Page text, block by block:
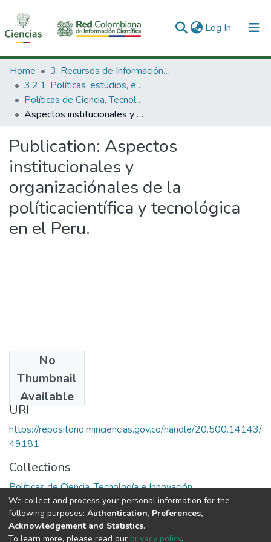
Log In (current)
Communities & Collections
All of DSpace
Statistics
Home
3. Recursos de Información Científica y Tecnológica
3.2.1. Políticas, estudios, evaluaciones e indicadores de CTeI
Políticas de Ciencia, Tecnología e Innovación
Aspectos institucionales y organizaciónales de la políticacientífica y tecnológica en el Peru.
Publication: Aspectos
institucionales y
organizaciónales de la
políticacientífica y tecnológica
en el Peru.
No
Thumbnail
Available
Publisher
ITINTEC
URI
https://repositorio.minciencias.gov.co/handle/20.500.14143/
49181
Collections
Políticas de Ciencia, Tecnología e Innovación
Full item page
We collect and process your personal information for the
following purposes: Authentication, Preferences,
Acknowledgement and Statistics.
To learn more, please read our privacy policy.